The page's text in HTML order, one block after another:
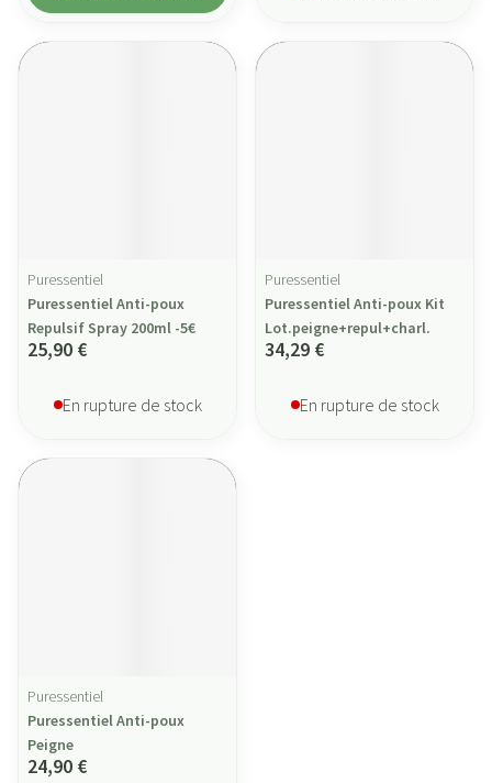
Puressentiel
Puressentiel Anti-poux
Repulsif Spray 200ml -5€
25,90 €
En rupture de stock
Puressentiel
Puressentiel Anti-poux Kit
Lot.peigne+repul+charl.
34,29 €
En rupture de stock
Puressentiel
Puressentiel Anti-poux
Peigne
24,90 €